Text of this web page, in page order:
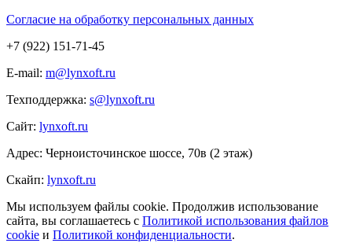
Согласие на обработку персональных данных
+7 (922) 151-71-45
E-mail: m@lynxoft.ru
Техподдержка: s@lynxoft.ru
Сайт: lynxoft.ru
Адрес: Черноисточинское шоссе, 70в (2 этаж)
Скайп: lynxoft.ru
Мы используем файлы cookie. Продолжив использование
сайта, вы соглашаетесь с Политикой использования файлов
cookie и Политикой конфиденциальности.